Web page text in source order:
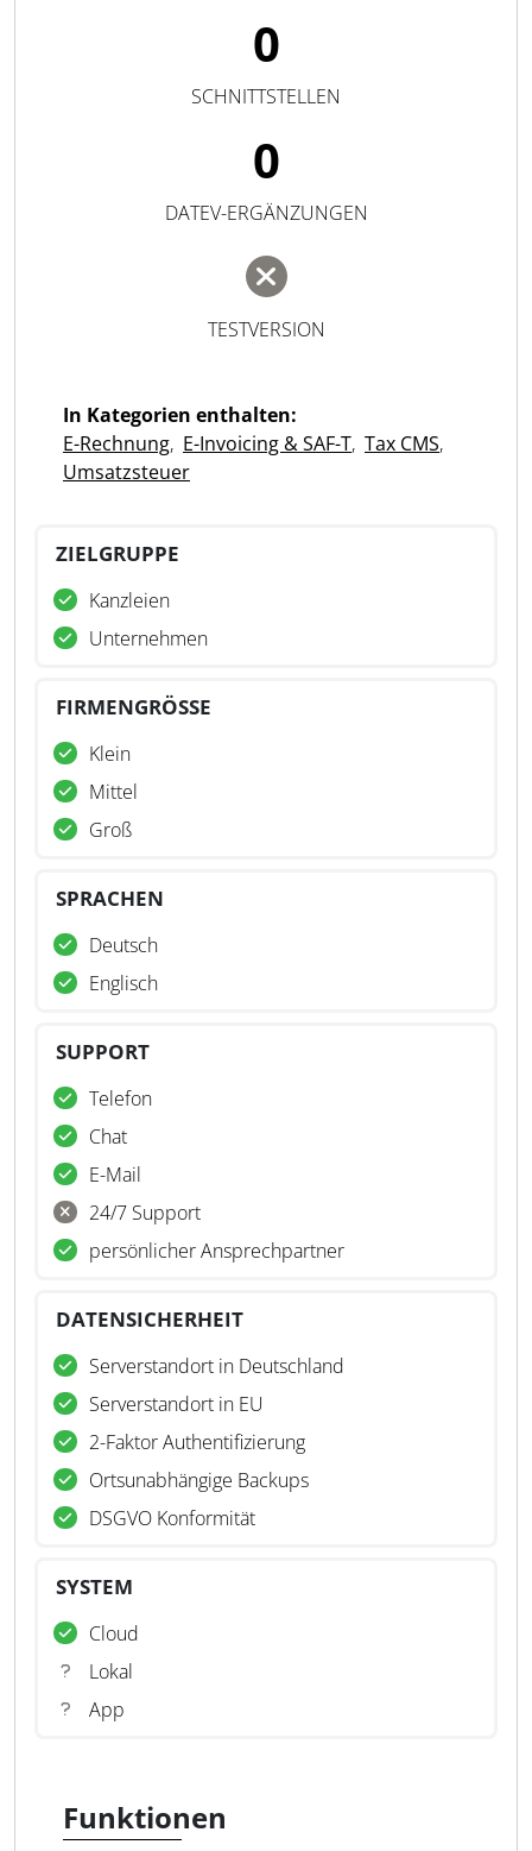
0
SCHNITTSTELLEN
0
DATEV-ERGÄNZUNGEN
TESTVERSION
In Kategorien enthalten:
E-Rechnung, E-Invoicing & SAF-T, Tax CMS,
Umsatzsteuer
ZIELGRUPPE
Kanzleien
Unternehmen
FIRMENGRÖSSE
Klein
Mittel
Groß
SPRACHEN
Deutsch
Englisch
SUPPORT
Telefon
Chat
E-Mail
24/7 Support
persönlicher Ansprechpartner
DATENSICHERHEIT
Serverstandort in Deutschland
Serverstandort in EU
2-Faktor Authentifizierung
Ortsunabhängige Backups
DSGVO Konformität
SYSTEM
Cloud
Lokal
App
Funktionen